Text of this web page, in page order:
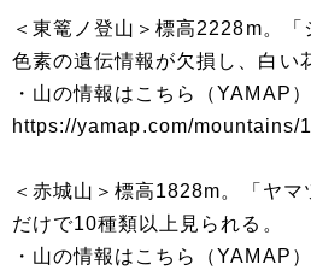
＜東篭ノ登山＞標高2228m。「
色素の遺伝情報が欠損し、白い
・山の情報はこちら（YAMAP）
https://yamap.com/mountains/
＜赤城山＞標高1828m。「ヤマ
だけで10種類以上見られる。
・山の情報はこちら（YAMAP）